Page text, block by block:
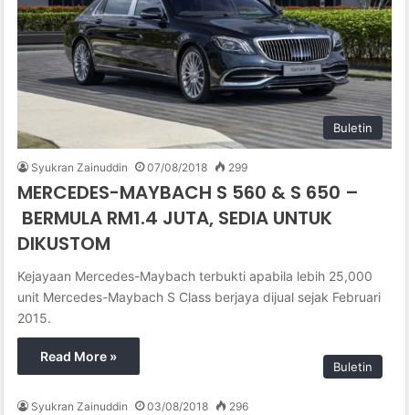
Buletin
Syukran Zainuddin 07/08/2018 299
MERCEDES-MAYBACH S 560 & S 650 –
BERMULA RM1.4 JUTA, SEDIA UNTUK
DIKUSTOM
Kejayaan Mercedes-Maybach terbukti apabila lebih 25,000
unit Mercedes-Maybach S Class berjaya dijual sejak Februari
2015.
Read More »
Buletin
Syukran Zainuddin 03/08/2018 296